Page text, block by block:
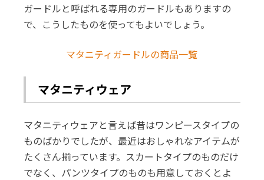
ガードルと呼ばれる専用のガードルもありますの
で、こうしたものを使ってもよいでしょう。
マタニティガードルの商品一覧
マタニティウェア
マタニティウェアと言えば昔はワンピースタイプの
ものばかりでしたが、最近はおしゃれなアイテムが
たくさん揃っています。スカートタイプのものだけ
でなく、パンツタイプのものも用意しておくとよ